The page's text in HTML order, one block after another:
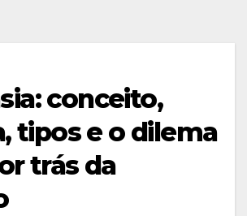
conceito,
tipos e o dilema
trás da